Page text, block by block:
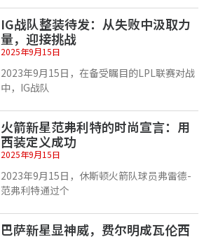
IG战队整装待发：从失败中汲取力
量，迎接挑战
2025年9月15日
2023年9月15日，在备受瞩目的LPL联赛对战
中，IG战队
火箭新星范弗利特的时尚宣言：用
西装定义成功
2025年9月15日
2023年9月15日，休斯顿火箭队球员弗雷德-
范弗利特通过个
巴萨新星显神威，费尔明成瓦伦西